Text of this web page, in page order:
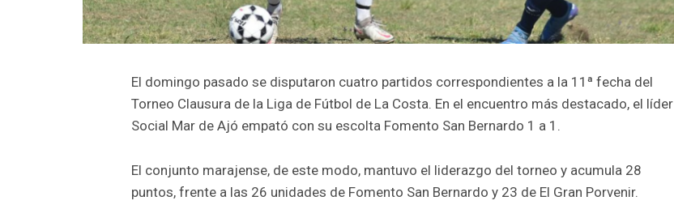
El domingo pasado se disputaron cuatro partidos correspondientes a la 11ª fecha del
Torneo Clausura de la Liga de Fútbol de La Costa. En el encuentro más destacado, el líder
Social Mar de Ajó empató con su escolta Fomento San Bernardo 1 a 1.
El conjunto marajense, de este modo, mantuvo el liderazgo del torneo y acumula 28
puntos, frente a las 26 unidades de Fomento San Bernardo y 23 de El Gran Porvenir.